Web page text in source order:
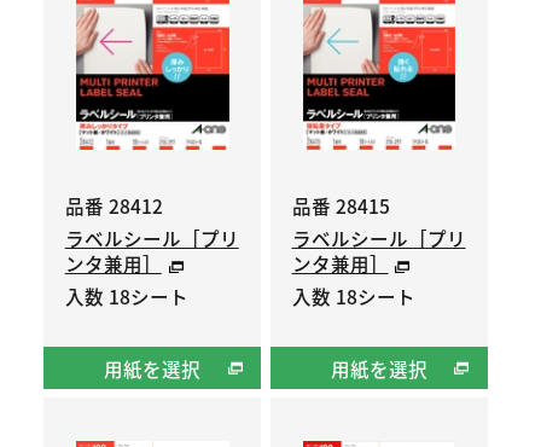
品番 28412
ラベルシール［プリ
ンタ兼用］
入数 18シート
用紙を選択
品番 28415
ラベルシール［プリ
ンタ兼用］
入数 18シート
用紙を選択